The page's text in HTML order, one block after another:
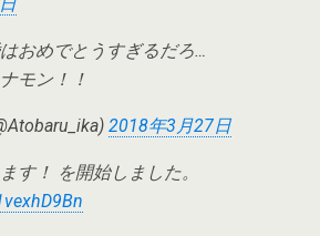
おめでとうすぎるだろ…
モン！！
2018年3月27日
す！ を開始しました。